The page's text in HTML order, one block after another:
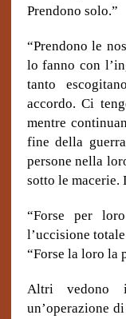
Prendono solo.”
“Prendono le
lo fanno con
tanto
accordo. Ci
mentre
fine della
persone nella
sotto le macerie.
“Forse per
l’uccisione
“Forse la loro la
Altri vedono
un’operazione